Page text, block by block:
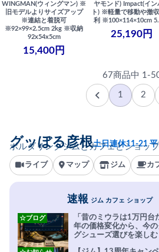
WINGMAN(ウィングマン) ※
旧モデルよりサイズアップ
※連結と着脱可
※92×99×2.5cm 2kg ※収納
92x54x5cm
15,400円
ヤモンド) Impact(イン
ト) ※軽量で移動や撤
利 ※100×114×10cm
25,190円
67商品中 1-
1 2
ボルダリングジムとカフェとショッ
グッぼる彦根土日連休11-21
ライブ マップ ジム カ
速報 ジム カフェ ショップ
「昔のミウラは1万円台
年の価格変化から、今
グシューズ選びを楽しむ
☆ブログ